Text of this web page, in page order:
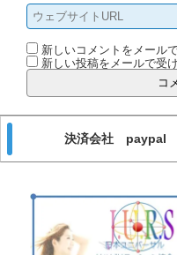
新しいコメントをメール
新しい投稿をメールで受
決済会社 paypal